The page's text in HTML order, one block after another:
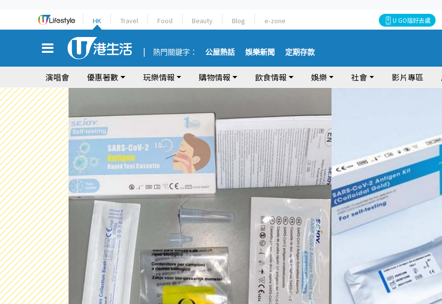
HK Travel Food Beauty Blog e-zone U GO搵好去處
熱門關鍵字： 公屋熱話 娛樂新聞 定期存款
演唱會 優惠著數 玩樂情報 購物情報 飲食情報 娛樂 社會 影片專區